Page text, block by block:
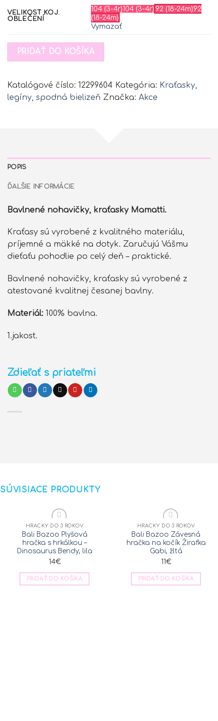
VELIKOST KOJ.
OBLEČENÍ
104 (3-4r)104 (3-4r) 92 (18-24m)92
(18-24m)
Vymazať
PRIDAŤ DO KOŠÍKA
Katalógové číslo: 12299604 Kategória: Kraťasky,
legíny, spodná bielizeň Značka: Akce
POPIS
ĎALŠIE INFORMÁCIE
Bavlnené nohavičky, kraťasky Mamatti.
Kraťasy sú vyrobené z kvalitného materiálu,
príjemné a mäkké na dotyk. Zaručujú Vášmu
dieťaťu pohodlie po celý deň – praktické.
Bavlnené nohavičky, kraťasky sú vyrobené z
atestované kvalitnej česanej bavlny.
Materiál: 100% bavlna.
1.jakost.
Zdieľať s priateľmi
SÚVISIACE PRODUKTY
Do obľúbených
HRAČKY DO 3 ROKOV
Bali Bazoo Plyšová
hračka s hrkálkou –
Dinosaurus Bendy, lila
14€
PRIDAŤ DO KOŠÍKA
Do obľúbených
HRAČKY DO 3 ROKOV
Bali Bazoo Závesná
hračka na kočík Žirafka
Gabi, žltá
11€
PRIDAŤ DO KOŠÍKA